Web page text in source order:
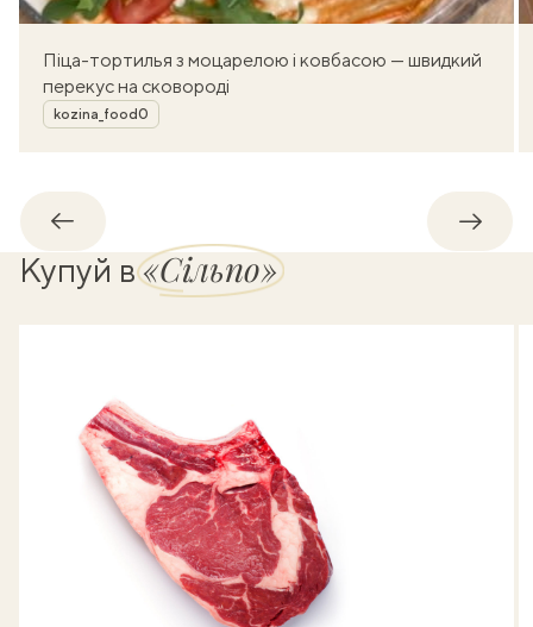
Піца-тортилья з моцарелою і ковбасою — швидкий
перекус на сковороді
Автор
kozina_food0
Назад
Купуй в«Сільпо»